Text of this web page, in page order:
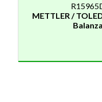
METTLER /
Balanza